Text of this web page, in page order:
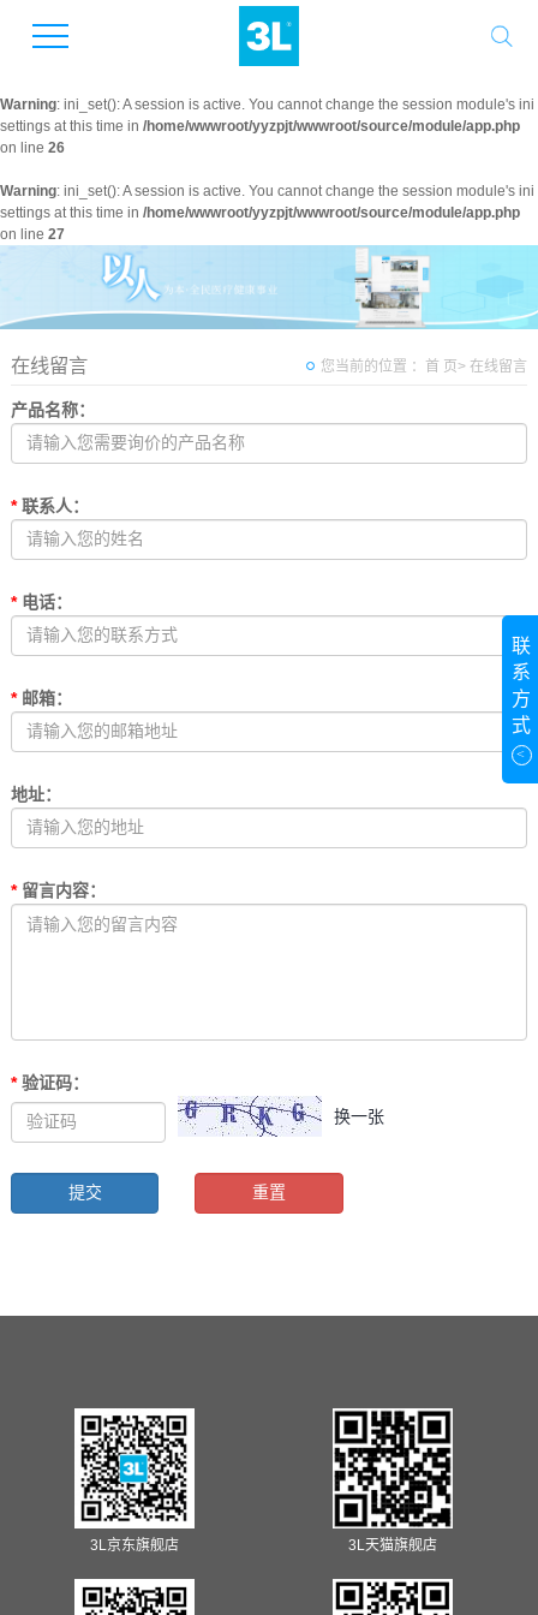
Warning: ini_set(): A session is active. You cannot change the session module's ini
settings at this time in /home/wwwroot/yyzpjt/wwwroot/source/module/app.php
on line 26
Warning: ini_set(): A session is active. You cannot change the session module's ini
settings at this time in /home/wwwroot/yyzpjt/wwwroot/source/module/app.php
on line 27
在线留言 您当前的位置 ： 首 页> 在线留言
产品名称：
* 联系人：
* 电话：
* 邮箱：
地址：
* 留言内容：
* 验证码：
换一张
3L京东旗舰店 3L天猫旗舰店
联
系
方
式
<